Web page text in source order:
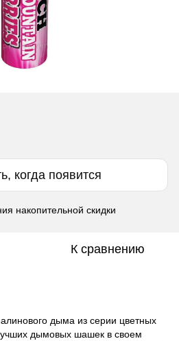
когда появится
накопительной скидки
К сравнению
дыма из серии цветных
дымовых шашек в своем